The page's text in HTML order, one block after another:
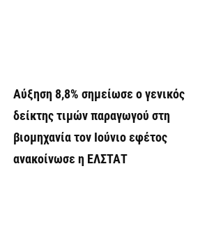
Αύξηση 8,8% σημείωσε ο γενικός
δείκτης τιμών παραγωγού στη
βιομηχανία τον Ιούνιο εφέτος
ανακοίνωσε η ΕΛΣΤΑΤ